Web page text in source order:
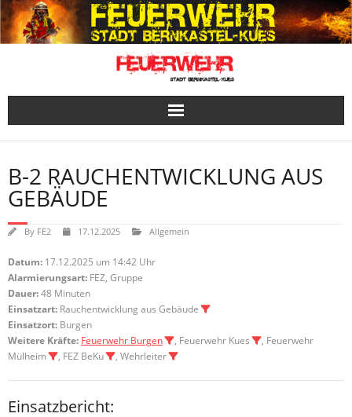
Skip
to
content
B-2 RAUCHENTWICKLUNG AUS
GEBÄUDE
By FE2 17.12.2025 Allgemein
Datum: 17.12.2025 um 14:42 Uhr
Alarmierungsart: FEZ, Gruppe
Dauer:48 Minuten
Einsatzart: Rauchentwicklung aus Gebäude
Einsatzort: Burgen
Weitere Kräfte: Feuerwehr Burgen , Feuerwehr Kues
, Feuerwehr
Mülheim
, FEZ BeKu , Wehrleiter
Einsatzbericht: